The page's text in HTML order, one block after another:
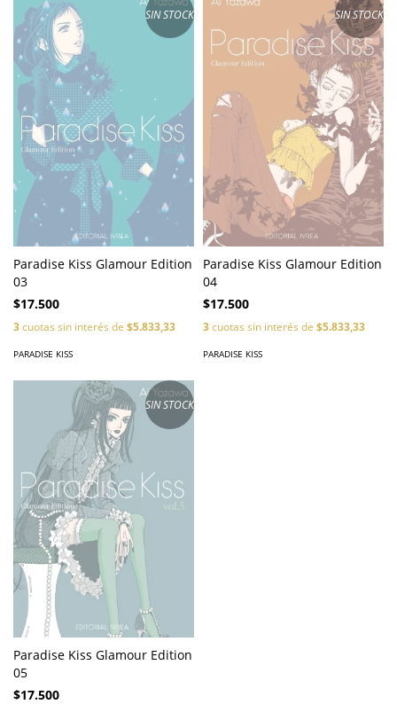
SIN STOCK
Paradise Kiss Glamour Edition
03
$17.500
3cuotas sin interés de $5.833,33
PARADISE KISS
SIN STOCK
Paradise Kiss Glamour Edition
04
$17.500
3cuotas sin interés de $5.833,33
PARADISE KISS
SIN STOCK
Paradise Kiss Glamour Edition
05
$17.500